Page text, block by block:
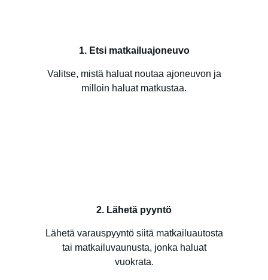
1. Etsi matkailuajoneuvo
Valitse, mistä haluat noutaa ajoneuvon ja
milloin haluat matkustaa.
2. Lähetä pyyntö
Lähetä varauspyyntö siitä matkailuautosta
tai matkailuvaunusta, jonka haluat
vuokrata.